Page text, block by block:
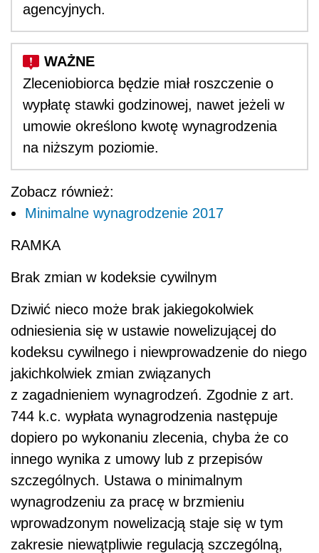
agencyjnych.
Zleceniobiorca będzie miał roszczenie o
wypłatę stawki godzinowej, nawet jeżeli w
umowie określono kwotę wynagrodzenia
na niższym poziomie.
Zobacz również:
Minimalne wynagrodzenie 2017
RAMKA
Brak zmian w kodeksie cywilnym
Dziwić nieco może brak jakiegokolwiek
odniesienia się w ustawie nowelizującej do
kodeksu cywilnego i niewprowadzenie do niego
jakichkolwiek zmian związanych
z zagadnieniem wynagrodzeń. Zgodnie z art.
744 k.c. wypłata wynagrodzenia następuje
dopiero po wykonaniu zlecenia, chyba że co
innego wynika z umowy lub z przepisów
szczególnych. Ustawa o minimalnym
wynagrodzeniu za pracę w brzmieniu
wprowadzonym nowelizacją staje się w tym
zakresie niewątpliwie regulacją szczególną,